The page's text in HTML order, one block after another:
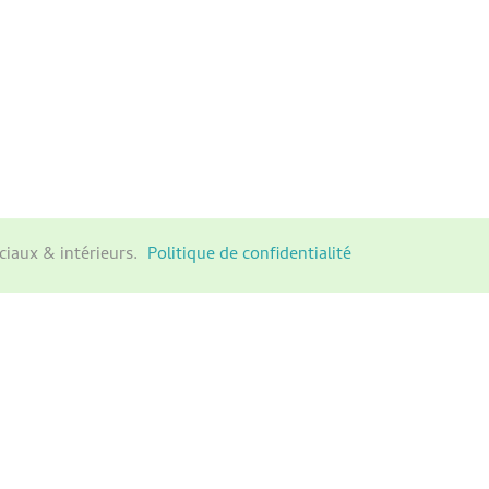
& intérieurs. Politique de confidentialité